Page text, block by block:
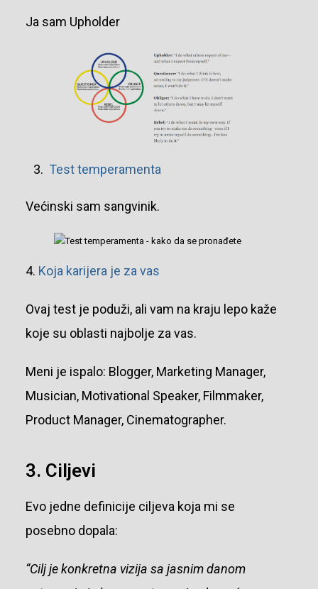
Ja sam Upholder
Test temperamenta
Većinski sam sangvinik.
4. Koja karijera je za vas
Ovaj test je poduži, ali vam na kraju lepo kaže
koje su oblasti najbolje za vas.
Meni je ispalo: Blogger, Marketing Manager,
Musician, Motivational Speaker, Filmmaker,
Product Manager, Cinematographer.
3. Ciljevi
Evo jedne definicije ciljeva koja mi se
posebno dopala:
“Cilj je konkretna vizija sa jasnim danom